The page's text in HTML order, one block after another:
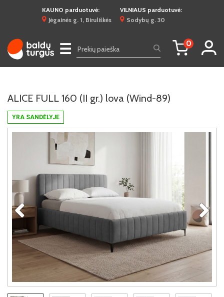
KAUNO parduotuvė:
Jėgainės g. 1, Biruliškės
VILNIAUS parduotuvė:
Sodybų g. 30
☰ 0
YRA SANDĖLYJE
ALICE FULL 160 (II gr.) lova (Wind-89)